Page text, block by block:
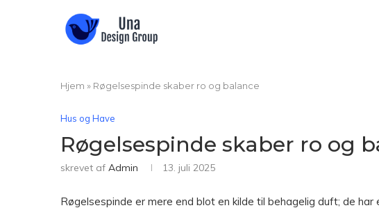
Hjem » Røgelsespinde skaber ro og balance
Hus og Have
Røgelsespinde skaber ro og
skrevet af Admin 13. juli 2025
Røgelsespinde er mere end blot en kilde til behagelig duft; de